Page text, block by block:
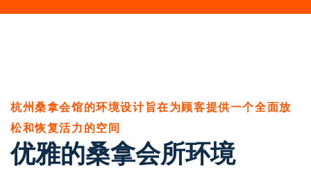
杭州桑拿会馆的环境设计旨在为顾客提供一个全面放
松和恢复活力的空间
优雅的桑拿会所环境